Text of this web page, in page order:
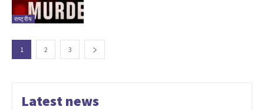
राष्ट्रीय
1 2 3
Latest news